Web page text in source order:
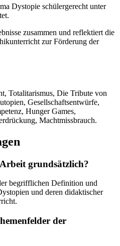
Dystopie schülergerecht unter
zusammen und reflektiert die
zur Förderung der
Totalitarismus, Die Tribute von
Gesellschaftsentwürfe,
Hunger Games,
Machtmissbrauch.
grundsätzlich?
begrifflichen Definition und
und deren didaktischer
der